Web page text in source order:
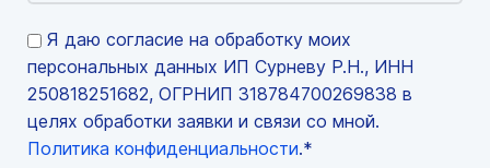
Я даю согласие на обработку моих
персональных данных ИП Сурневу Р.Н., ИНН
250818251682, ОГРНИП 318784700269838 в
целях обработки заявки и связи со мной.
Политика конфиденциальности.*